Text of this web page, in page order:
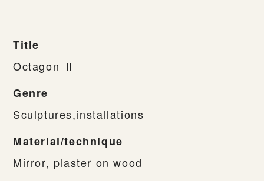
Title
Octagon Ⅱ
Genre
Sculptures,installations
Material/technique
Mirror, plaster on wood